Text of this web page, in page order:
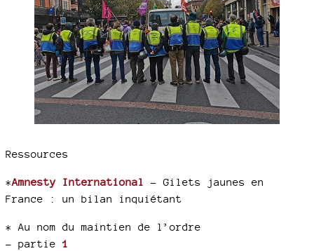
Ressources
*Amnesty International
- Gilets jaunes en
France : un bilan inquiétant
* Au nom du maintien de l’ordre
– partie 1